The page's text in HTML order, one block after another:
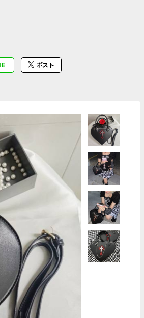
ポスト